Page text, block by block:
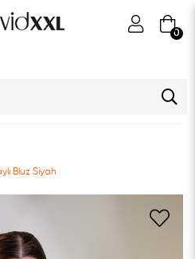
0
Bluz Siyah